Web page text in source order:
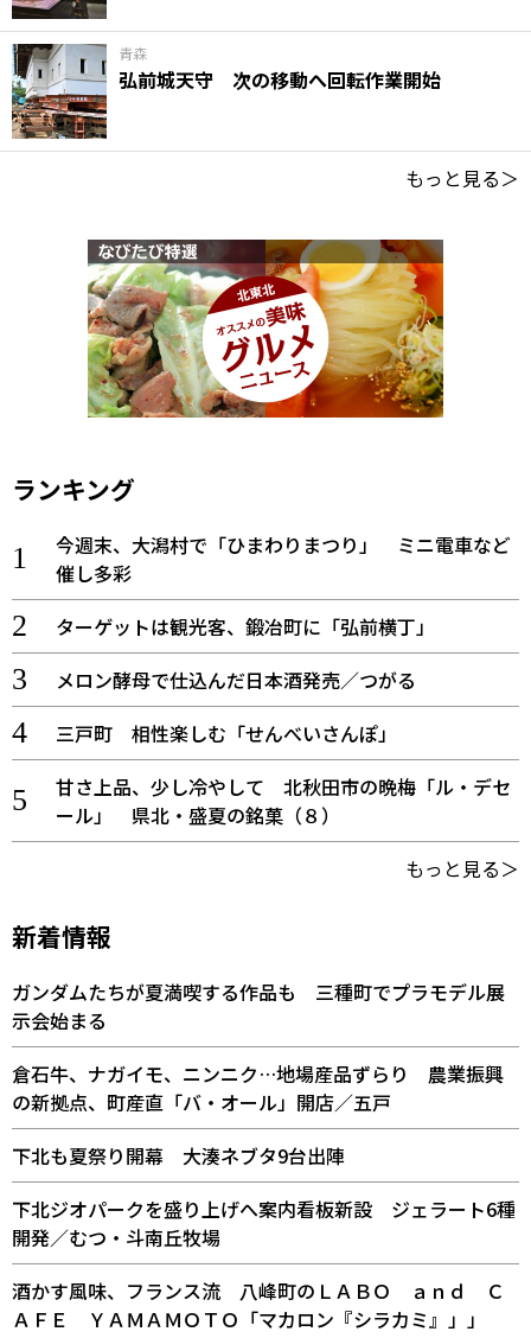
青森
弘前城天守 次の移動へ回転作業開始
もっと見る＞
ランキング
今週末、大潟村で「ひまわりまつり」 ミニ電車など
催し多彩
ターゲットは観光客、鍛冶町に「弘前横丁」
メロン酵母で仕込んだ日本酒発売／つがる
三戸町 相性楽しむ「せんべいさんぽ」
甘さ上品、少し冷やして 北秋田市の晩梅「ル・デセ
ール」 県北・盛夏の銘菓（８）
もっと見る＞
新着情報
ガンダムたちが夏満喫する作品も 三種町でプラモデル展
示会始まる
倉石牛、ナガイモ、ニンニク…地場産品ずらり 農業振興
の新拠点、町産直「バ・オール」開店／五戸
下北も夏祭り開幕 大湊ネブタ9台出陣
下北ジオパークを盛り上げへ案内看板新設 ジェラート6種
開発／むつ・斗南丘牧場
酒かす風味、フランス流 八峰町のＬＡＢＯ ａｎｄ Ｃ
ＡＦＥ ＹＡＭＡＭＯＴＯ「マカロン『シラカミ』」」